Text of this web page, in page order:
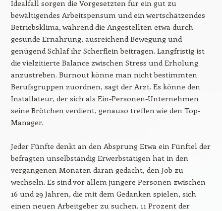
Idealfall sorgen die Vorgesetzten für ein gut zu
bewältigendes Arbeitspensum und ein wertschätzendes
Betriebsklima, während die Angestellten etwa durch
gesunde Ernährung, ausreichend Bewegung und
genügend Schlaf ihr Scherflein beitragen. Langfristig ist
die vielzitierte Balance zwischen Stress und Erholung
anzustreben. Burnout könne man nicht bestimmten
Berufsgruppen zuordnen, sagt der Arzt. Es könne den
Installateur, der sich als Ein-Personen-Unternehmen
seine Brötchen verdient, genauso treffen wie den Top-
Manager.
Jeder Fünfte denkt an den Absprung Etwa ein Fünftel der
befragten unselbständig Erwerbstätigen hat in den
vergangenen Monaten daran gedacht, den Job zu
wechseln. Es sind vor allem jüngere Personen zwischen
16 und 29 Jahren, die mit dem Gedanken spielen, sich
einen neuen Arbeitgeber zu suchen. 11 Prozent der